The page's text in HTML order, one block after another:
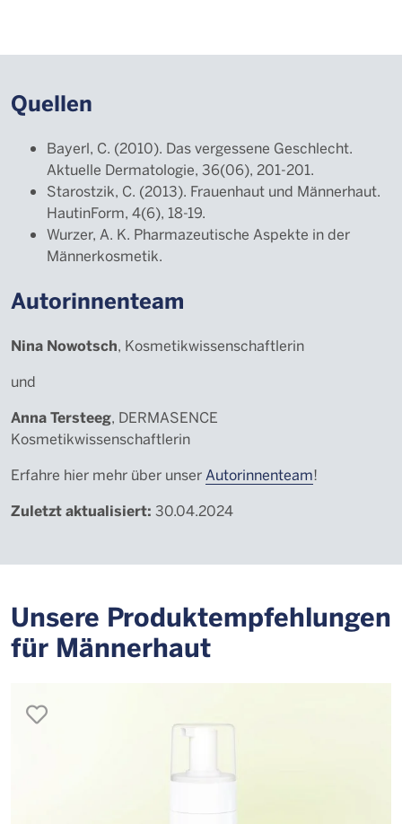
Quellen
Bayerl, C. (2010). Das vergessene Geschlecht.
Aktuelle Dermatologie, 36(06), 201-201.
Starostzik, C. (2013). Frauenhaut und Männerhaut.
HautinForm, 4(6), 18-19.
Wurzer, A. K. Pharmazeutische Aspekte in der
Männerkosmetik.
Autorinnenteam
Nina Nowotsch, Kosmetikwissenschaftlerin
und
Anna Tersteeg, DERMASENCE
Kosmetikwissenschaftlerin
Erfahre hier mehr über unser Autorinnenteam!
Zuletzt aktualisiert: 30.04.2024
Unsere Produktempfehlungen
für Männerhaut
merken